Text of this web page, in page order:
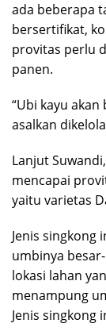
ada beberapa
bersertifikat,
provitas perlu
panen.
“Ubi kayu
asalkan
Lanjut
mencapai
yaitu varietas
Jenis singkong
umbinya
lokasi lahan
menampung
Jenis singkong